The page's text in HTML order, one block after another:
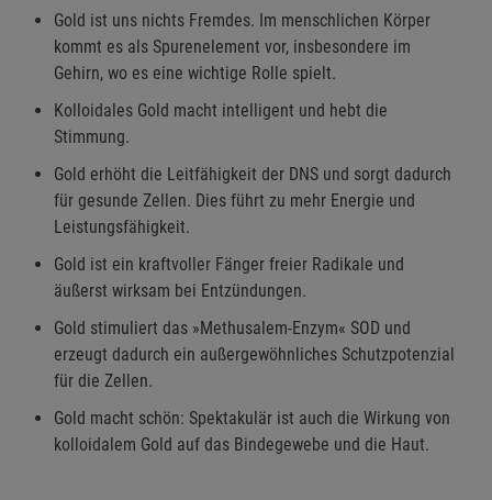
Gold ist uns nichts Fremdes. Im menschlichen Körper
kommt es als Spurenelement vor, insbesondere im
Gehirn, wo es eine wichtige Rolle spielt.
Kolloidales Gold macht intelligent und hebt die
Stimmung.
Gold erhöht die Leitfähigkeit der DNS und sorgt dadurch
für gesunde Zellen. Dies führt zu mehr Energie und
Leistungsfähigkeit.
Gold ist ein kraftvoller Fänger freier Radikale und
äußerst wirksam bei Entzündungen.
Gold stimuliert das »Methusalem-Enzym« SOD und
erzeugt dadurch ein außergewöhnliches Schutzpotenzial
für die Zellen.
Gold macht schön: Spektakulär ist auch die Wirkung von
kolloidalem Gold auf das Bindegewebe und die Haut.